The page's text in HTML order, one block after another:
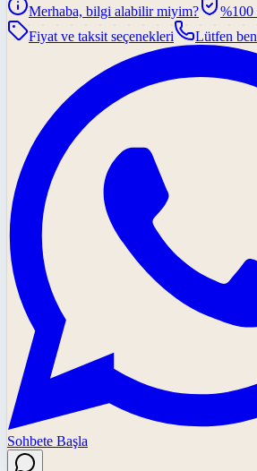
Merhaba, bilgi alabilir miyim?
%100
Fiyat ve taksit seçenekleri
Lütfen
Sohbete Başla